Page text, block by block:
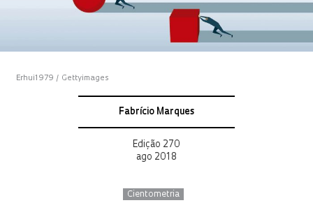
Erhui1979 / Gettyimages
Fabrício Marques
Edição 270
ago 2018
Cientometria